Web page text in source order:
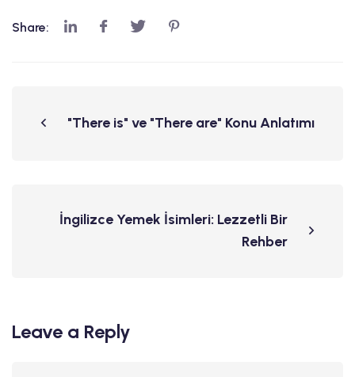
Share:
"There is" ve "There are" Konu Anlatımı
İngilizce Yemek İsimleri: Lezzetli Bir
Rehber
Leave a Reply